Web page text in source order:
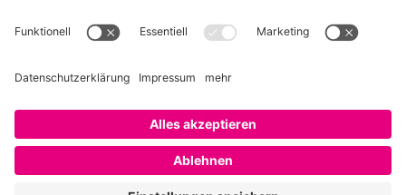
Cookie-Richtlinie (EU)